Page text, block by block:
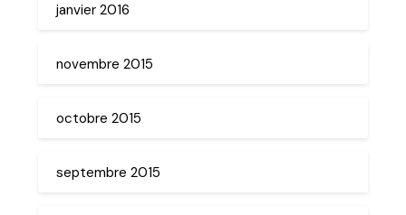
janvier 2016
novembre 2015
octobre 2015
septembre 2015